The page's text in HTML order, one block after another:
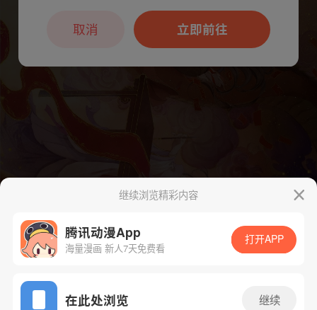
App免费看
下一话
继续浏览精彩内容
腾讯动漫App
海量漫画 新人7天免费看
打开APP
在此处浏览 继续
本章节仅支持App阅读，可打开App新用
户7天免费看立即前往
取消